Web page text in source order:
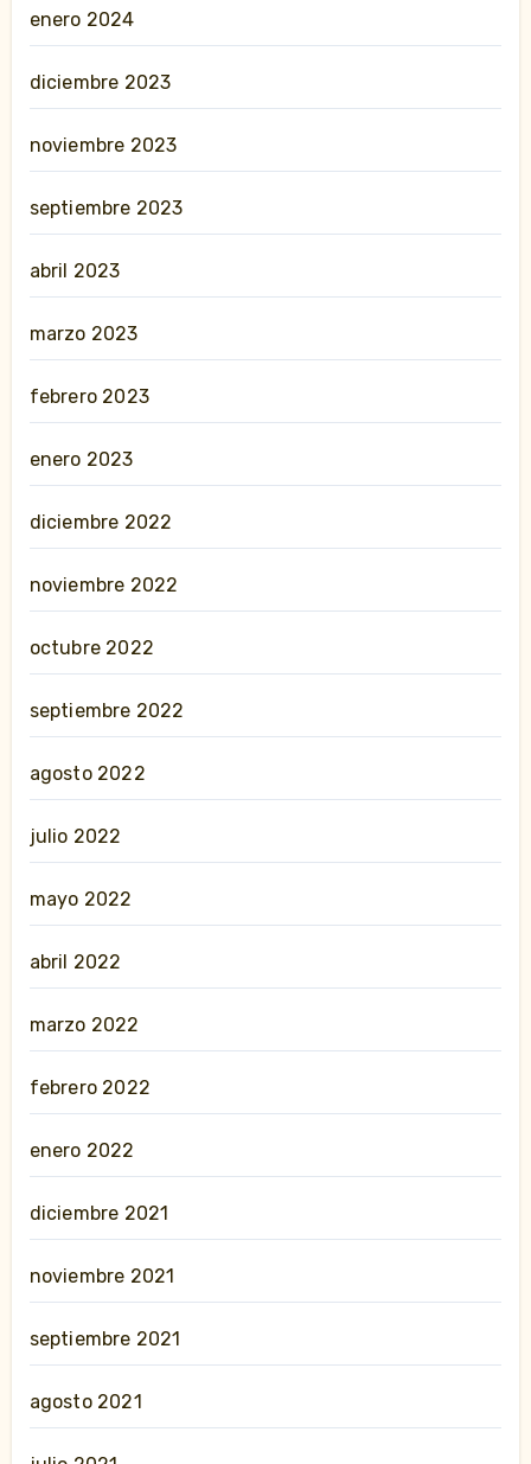
enero 2024
diciembre 2023
noviembre 2023
septiembre 2023
abril 2023
marzo 2023
febrero 2023
enero 2023
diciembre 2022
noviembre 2022
octubre 2022
septiembre 2022
agosto 2022
julio 2022
mayo 2022
abril 2022
marzo 2022
febrero 2022
enero 2022
diciembre 2021
noviembre 2021
septiembre 2021
agosto 2021